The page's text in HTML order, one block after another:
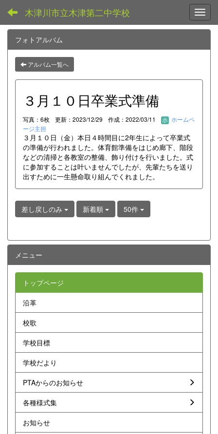
木津川市立木津第二中学校
フォトアルバム
アルバム一覧へ
３月１０日卒業式準備
写真：6枚 更新：2023/12/29 作成：2022/03/11
ホームペ
ージ主担
３月１０日（金）本日４時間目に2年生によって卒業式
の準備が行われました。体育館準備をはじめ廊下、階段
などの清掃と各教室の整備、飾り付けを行いました。式
に参加することは叶いませんでしたが、先輩たちを送り
出すために一生懸命取り組んでくれました。
差し戻しのみ 新着順 50件
メニュー
トップページ
沿革
校歌
学校目標
学校だより
PTAからのお知らせ
各種様式集
お知らせ